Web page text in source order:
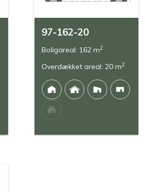
97-162-20
Boligareal: 162 m2
Overdækket areal: 20 m2